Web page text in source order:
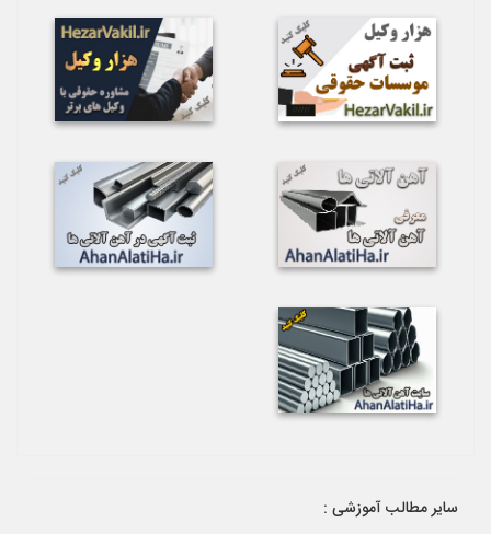
سایر مطالب آموزشی :